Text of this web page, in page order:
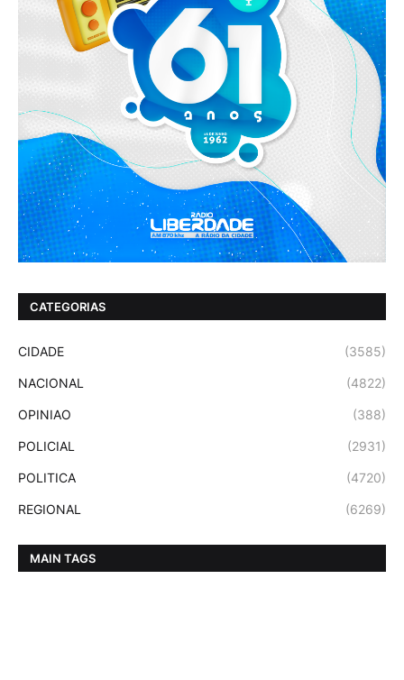
CATEGORIAS
CIDADE (3585)
NACIONAL (4822)
OPINIAO (388)
POLICIAL (2931)
POLITICA (4720)
REGIONAL (6269)
MAIN TAGS